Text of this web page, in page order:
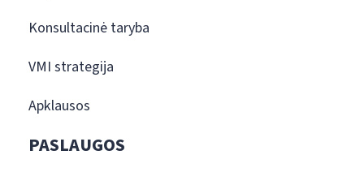
Konsultacinė taryba
VMI strategija
Apklausos
PASLAUGOS